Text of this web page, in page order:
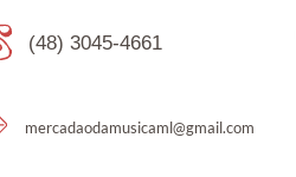
(48) 3045-4661
mercadaodamusicaml@gmail.com